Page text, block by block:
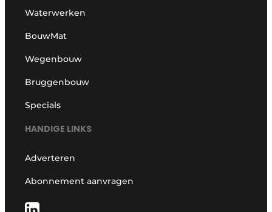
Waterwerken
BouwMat
Wegenbouw
Bruggenbouw
Specials
HANDIGE LINKS
Adverteren
Abonnement aanvragen